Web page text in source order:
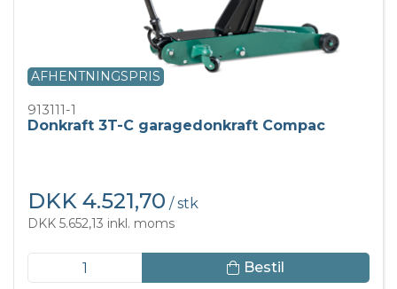
AFHENTNINGSPRIS
913111-1
Donkraft 3T-C garagedonkraft Compac
DKK 4.521,70 / stk
DKK 5.652,13 inkl. moms
Bestil